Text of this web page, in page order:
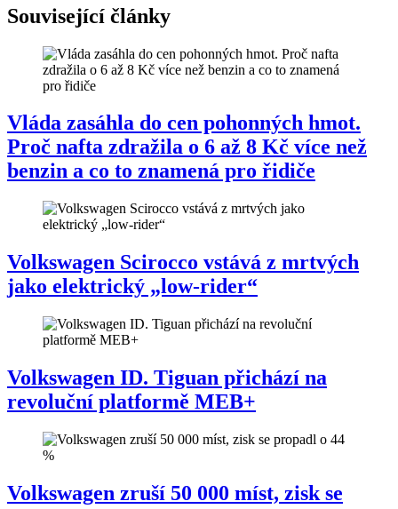
Související články
Vláda zasáhla do cen pohonných hmot.
Proč nafta zdražila o 6 až 8 Kč více než
benzin a co to znamená pro řidiče
Volkswagen Scirocco vstává z mrtvých
jako elektrický „low-rider“
Volkswagen ID. Tiguan přichází na
revoluční platformě MEB+
Volkswagen zruší 50 000 míst, zisk se